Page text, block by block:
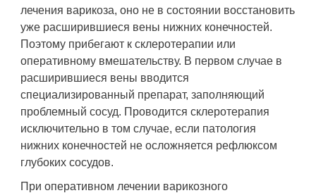
лечения варикоза, оно не в состоянии восстановить
уже расширившиеся вены нижних конечностей.
Поэтому прибегают к склеротерапии или
оперативному вмешательству. В первом случае в
расширившиеся вены вводится
специализированный препарат, заполняющий
проблемный сосуд. Проводится склеротерапия
исключительно в том случае, если патология
нижних конечностей не осложняется рефлюксом
глубоких сосудов.
При оперативном лечении варикозного